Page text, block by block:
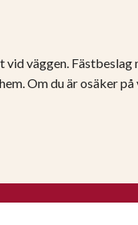
väggen.
Om du är osäker